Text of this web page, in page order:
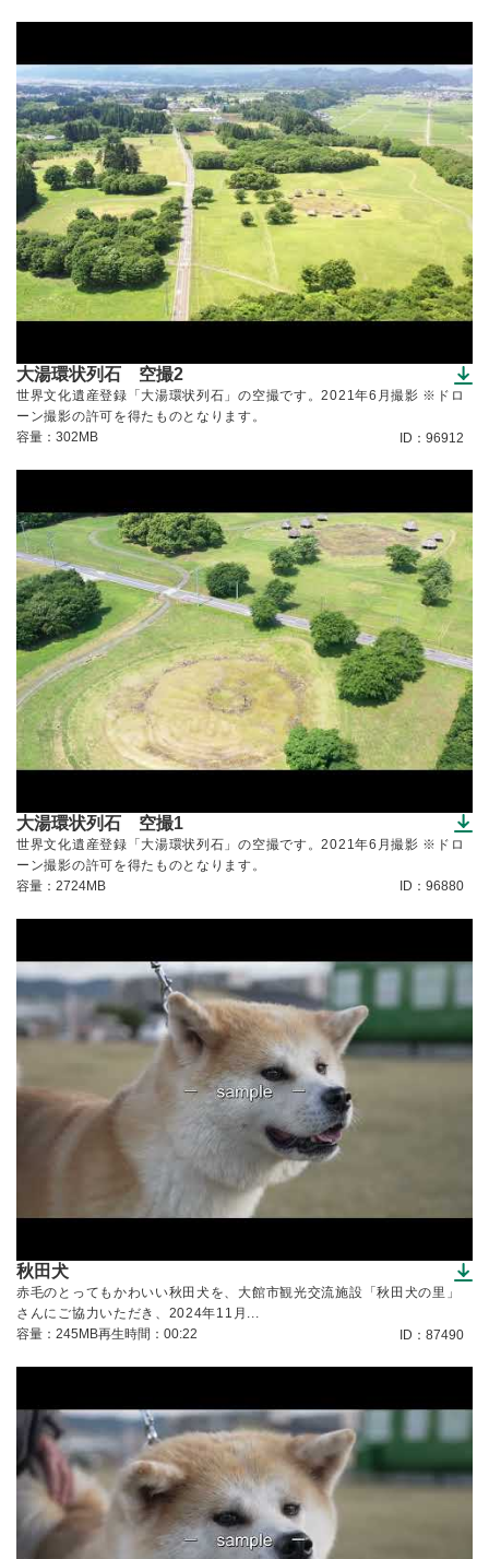
大湯環状列石 空撮2
（ダウンロードできます）
世界文化遺産登録「大湯環状列石」の空撮です。2021年6月撮影 ※ドロ
ーン撮影の許可を得たものとなります。
容量：302MB
ID：96912
大湯環状列石 空撮1
（ダウンロードできます）
世界文化遺産登録「大湯環状列石」の空撮です。2021年6月撮影 ※ドロ
ーン撮影の許可を得たものとなります。
容量：2724MB
ID：96880
秋田犬
（ダウンロードできます）
赤毛のとってもかわいい秋田犬を、大館市観光交流施設「秋田犬の里」
さんにご協力いただき、2024年11月...
容量：245MB再生時間：00:22 ID：87490